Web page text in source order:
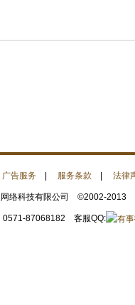
广告服务 服务条款 法律
络科技有限公司 ©2002-2013
0571-87068182 客服QQ: